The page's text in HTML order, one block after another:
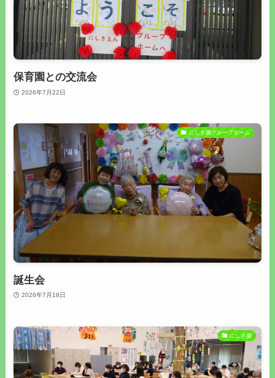
保育園との交流会
2026年7月22日
にしき園グループホーム
誕生会
2026年7月18日
にしき園